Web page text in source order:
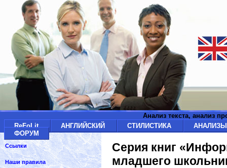
Анализ текста, анализ
ReFoLit
АНГЛИЙСКИЙ СТИЛИСТИКА
ФОРУМ
Серия книг
младшего
Ссылки
Наши правила